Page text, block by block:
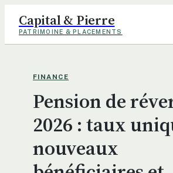
Capital & Pierre
PATRIMOINE & PLACEMENTS
Finance
Immobilier
Maison
FINANCE
Pension de
2026 : taux
nouveaux